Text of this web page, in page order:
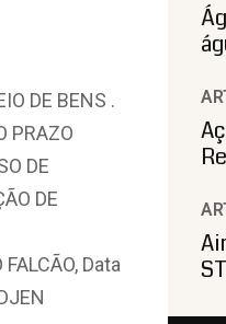
DE BENS .
PRAZO
DE
DE
Data